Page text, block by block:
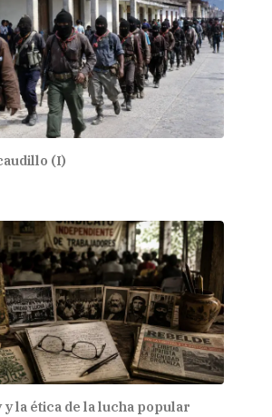
(I)
la ética de la lucha popular